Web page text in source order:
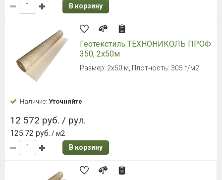
В корзину
Геотекстиль ТЕХНОНИКОЛЬ ПРОФ
350, 2х50м
Размер: 2х50 м, Плотность: 305 г/м2
Наличие: Уточняйте
12 572 руб. / рул.
125.72 руб. / м2
В корзину